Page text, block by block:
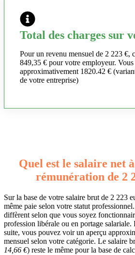
Total des charges sur
Pour un revenu mensuel de 2 223 €,
849,35 € pour votre employeur. Vous
approximativement 1820.42 €
de votre entreprise)
Quel est le salaire net
rémunération de 2
Sur la base de votre salaire brut de 2 223
même paie selon votre statut
diffèrent selon que vous soyez
profession libérale ou en portage salariale.
suite, vous pouvez voir un aperçu
mensuel selon votre catégorie. Le salaire
14,66 €) reste le même pour la base de